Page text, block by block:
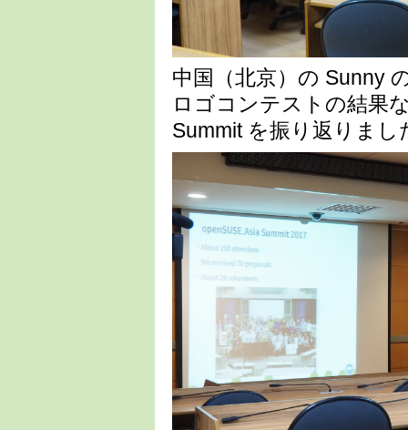
中国（北京）の Sunny
ロゴコンテストの結果
Summit を振り返りまし